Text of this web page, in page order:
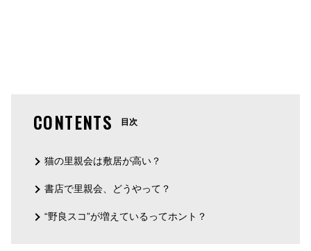
CONTENTS 目次
猫の里親会は敷居が高い？
書店で里親会、どうやって？
“野良スコ”が増えているってホント？